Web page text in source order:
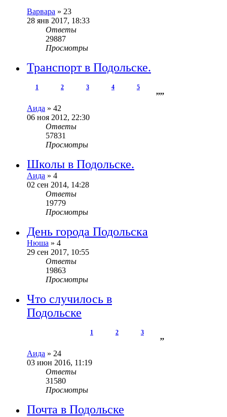
Варвара »
28 янв 2017, 18:33
23
Ответы
29887
Просмотры
Транспорт в Подольске.
1 ,
2 ,
3 ,
4 ,
5
Аида »
06 ноя 2012, 22:30
42
Ответы
57831
Просмотры
Школы в Подольске.
Аида »
02 сен 2014, 14:28
4
Ответы
19779
Просмотры
День города Подольска
Нюша »
29 сен 2017, 10:55
4
Ответы
19863
Просмотры
Что случилось в
Подольске
1 ,
2 ,
3
Аида »
03 июн 2016, 11:19
24
Ответы
31580
Просмотры
Почта в Подольске